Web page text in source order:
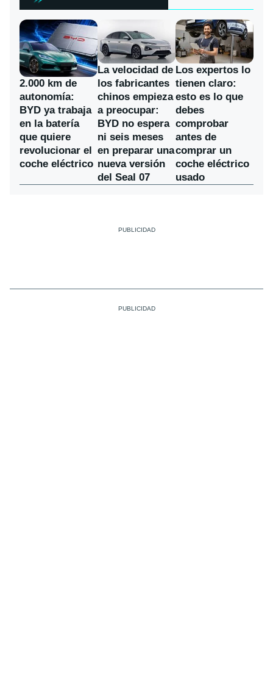
2.000 km de
autonomía:
BYD ya trabaja
en la batería
que quiere
revolucionar el
coche eléctrico
La velocidad de
los fabricantes
chinos empieza
a preocupar:
BYD no espera
ni seis meses
en preparar una
nueva versión
del Seal 07
Los expertos lo
tienen claro:
esto es lo que
debes
comprobar
antes de
comprar un
coche eléctrico
usado